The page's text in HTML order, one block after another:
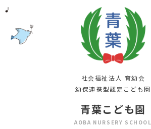
社会福祉法人 育幼会
幼保連携型認定こども園
青葉こども園
AOBA NURSERY SCHOOL